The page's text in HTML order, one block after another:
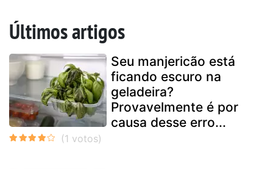
Últimos artigos
Seu manjericão está
ficando escuro na
geladeira?
Provavelmente é por
causa desse erro...